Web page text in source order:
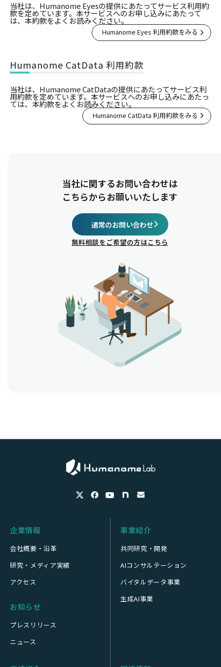
当社は、Humanome Eyesの提供にあたってサービス利用約
款を定めています。本サービスへのお申し込みにあたって
は、本約款をよくお読みください。
Humanome Eyes 利用約款をみる
Humanome CatData 利用約款
当社は、Humanome CatDataの提供にあたってサービス利
用約款を定めています。本サービスへのお申し込みにあたっ
ては、本約款をよくお読みください。
Humanome CatData 利用約款をみる
当社に関するお問い合わせは
こちらからお願いいたします
通常のお問い合わせ
無料相談をご希望の方はこちら
企業情報
会社概要・沿革
研究・メディア実績
アクセス
お知らせ
プレスリリース
ニュース
事業紹介
共同研究・開発
AIコンサルテーション
バイタルデータ事業
生成AI事業